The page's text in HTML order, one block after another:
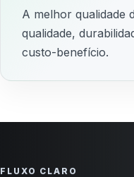
A melhor qualidade
qualidade,
custo-benefício.
FLUXO CLARO